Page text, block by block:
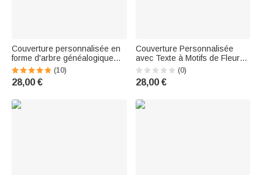
Couverture personnalisée en
forme d'arbre généalogique
avec 2 à 20 noms Cadeau
d'anniversaire pour la famille
(10)
28,00 €
Couverture Personnalisée
avec Texte à Motifs de Fleurs
en Forme de Coeur Cadeau
d'Anniversaire Fête des Mères
pour Famille et Amis
(0)
28,00 €